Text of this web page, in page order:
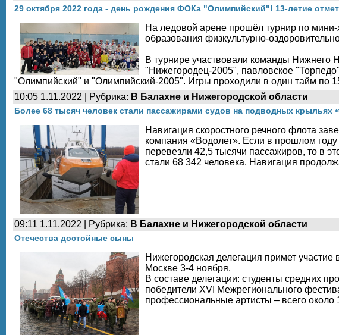
29 октября 2022 года - день рождения ФОКа "Олимпийский"! 13-летие
На ледовой арене прошёл турнир по
образования физкультурно-
В турнире участвовали команды Нижнего
"Нижегородец-2005", павловское
"Олимпийский" и "Олимпийский-2005". Игры проходили в один тайм по
10:05 1.11.2022 | Рубрика: В Балахне и Нижегородской области
Более 68 тысяч человек стали пассажирами судов на подводных крыльях
Навигация скоростного речного флота
компания «Водолет». Если в прошлом
перевезли 42,5 тысячи пассажиров, то в
стали 68 342 человека. Навигация
09:11 1.11.2022 | Рубрика: В Балахне и Нижегородской области
Отечества достойные сыны
Нижегородская делегация примет
Москве 3-4 ноября.
В составе делегации: студенты средних
победители XVI Межрегионального
профессиональные артисты – всего около